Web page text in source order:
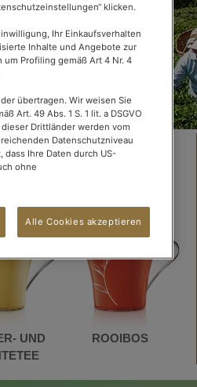
UND
ROOIBOS
klicken.
Ihr Einkaufsverhalten
Inhalte und Angebote zur
Profiling gemäß Art 4 Nr. 4
übertragen. Wir weisen Sie
Art. 49 Abs. 1 S. 1 lit. a DSGVO
Drittländer werden vom
Datenschutzniveau
Ihre Daten durch US-
ohne
Alle Cookies akzeptieren